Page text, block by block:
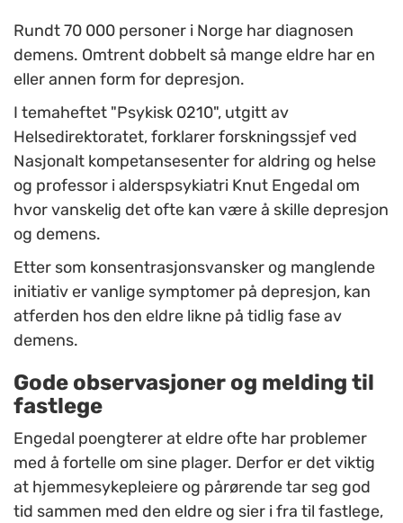
Rundt 70 000 personer i Norge har diagnosen
demens. Omtrent dobbelt så mange eldre har en
eller annen form for depresjon.
I temaheftet "Psykisk 0210", utgitt av
Helsedirektoratet, forklarer forskningssjef ved
Nasjonalt kompetansesenter for aldring og helse
og professor i alderspsykiatri Knut Engedal om
hvor vanskelig det ofte kan være å skille depresjon
og demens.
Etter som konsentrasjonsvansker og manglende
initiativ er vanlige symptomer på depresjon, kan
atferden hos den eldre likne på tidlig fase av
demens.
Gode observasjoner og melding til
fastlege
Engedal poengterer at eldre ofte har problemer
med å fortelle om sine plager. Derfor er det viktig
at hjemmesykepleiere og pårørende tar seg god
tid sammen med den eldre og sier i fra til fastlege,